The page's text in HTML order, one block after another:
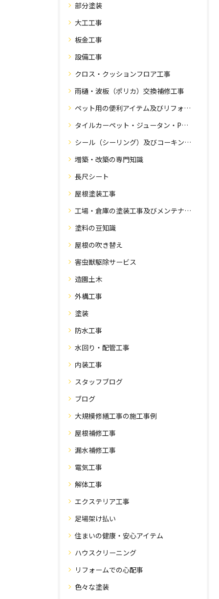
部分塗装
大工工事
板金工事
設備工事
クロス・クッションフロア工事
雨樋・波板（ポリカ）交換補修工事
ペット用の便利アイテム及びリフォーム工事
タイルカーペット・ジュータン・Pタイル・床・フローリング工事
シール（シーリング）及びコーキング工事の専門知識
増築・改築の専門知識
長尺シート
屋根塗装工事
工場・倉庫の塗装工事及びメンテナンス
塗料の豆知識
屋根の吹き替え
害虫獣駆除サービス
造園土木
外構工事
塗装
防水工事
水回り・配管工事
内装工事
スタッフブログ
ブログ
大規模修繕工事の施工事例
屋根補修工事
漏水補修工事
電気工事
解体工事
エクステリア工事
足場架け払い
住まいの健康・安心アイテム
ハウスクリーニング
リフォームでの心配事
色々な塗装